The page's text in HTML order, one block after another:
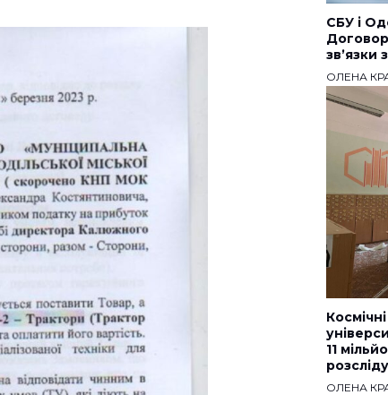
СБУ і
звʼязки
ОЛЕНА
11
ОЛЕНА